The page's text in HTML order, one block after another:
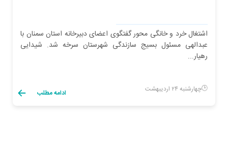
اشتغال خرد و خانگی محور گفتگوی اعضای دبیرخانه استان سمنان با
عبدالهی مسئول بسیج سازندگی شهرستان سرخه شد. شیدایی
رهیار...
چهارشنبه ۲۴ اردیبهشت ادامه مطلب